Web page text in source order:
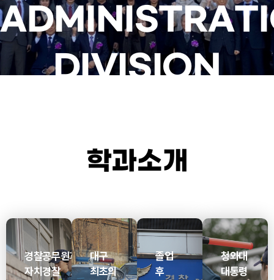
DIVISION
학과소개
경찰공무원과
자치경찰
대구
최초의
졸업
후
청와대
대통령